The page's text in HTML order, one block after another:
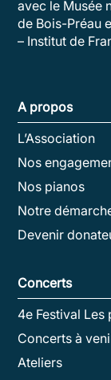
avec le Musée
de Bois-Préau
– Institut de
A propos
L’Association
Nos
Nos pianos
Notre
Devenir
Concerts
4e Festival
Concerts à
Ateliers